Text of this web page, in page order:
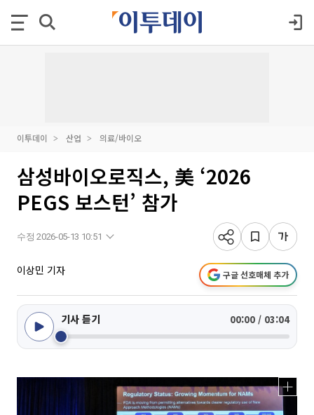
이투데이 산업 의료/바이오
삼성바이오로직스, 美 ‘2026
PEGS 보스턴’ 참가
수정 2026-05-13 10:51
이상민 기자 구글 선호매체 추가
기사 듣기 00:00 / 03:04